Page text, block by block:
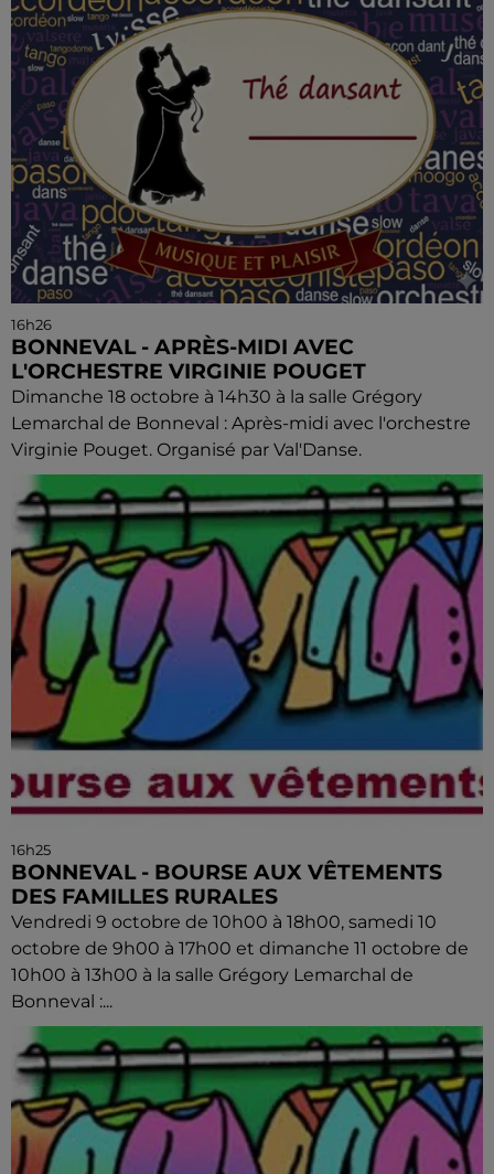
16h26
BONNEVAL - APRÈS-MIDI AVEC
L'ORCHESTRE VIRGINIE POUGET
Dimanche 18 octobre à 14h30 à la salle Grégory
Lemarchal de Bonneval : Après-midi avec l'orchestre
Virginie Pouget. Organisé par Val'Danse.
16h25
BONNEVAL - BOURSE AUX VÊTEMENTS
DES FAMILLES RURALES
Vendredi 9 octobre de 10h00 à 18h00, samedi 10
octobre de 9h00 à 17h00 et dimanche 11 octobre de
10h00 à 13h00 à la salle Grégory Lemarchal de
Bonneval :...